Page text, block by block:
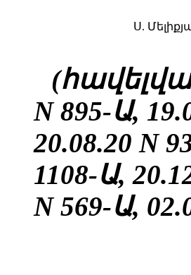
Ս.
N 895-Ա,
20.08.20 N
1108-Ա,
N 569-Ա,